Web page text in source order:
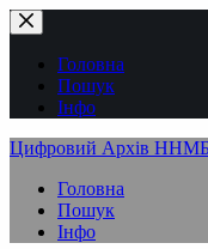
Перейти
до
вмістуГоловна
Пошук
Інфо
Цифровий Архів
Головна
Пошук
Інфо